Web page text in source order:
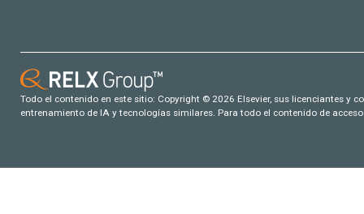
Todo el contenido en este sitio: Copyright © 2026 Elsevier, sus licenciantes y
entrenamiento de IA y tecnologías similares. Para todo el contenido de